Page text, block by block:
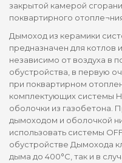
закрытой камерой
поквартирного
Дымоход из керамики
предназначен для котлов
независимо от воздуха в
обустройства, в первую
при поквартирном
комплектующих системы
оболочки из газобетона.
дымоходом и оболочкой
использовать системы
обустройстве Дымохода
дыма до 400°С, так и в